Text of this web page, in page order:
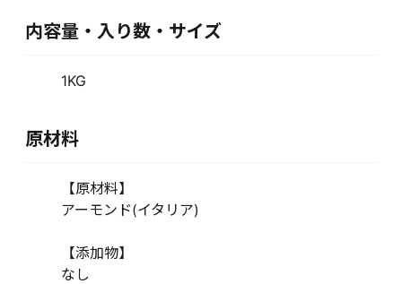
内容量・入り数・サイズ
1KG
原材料
【原材料】
アーモンド(イタリア)
【添加物】
なし